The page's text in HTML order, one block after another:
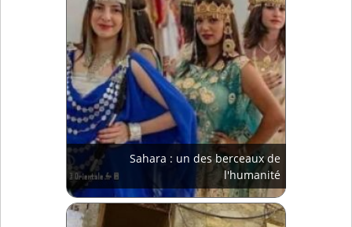
Sahara : un des berceaux de
l'humanité